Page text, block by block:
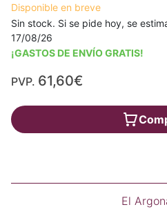
Disponible en breve
Sin stock. Si se pide hoy, se
17/08/26
¡GASTOS DE ENVÍO GRATIS!
PVP. 61,60€
El